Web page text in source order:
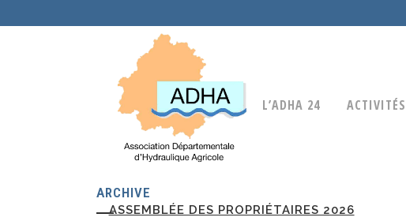
L’ADHA 24 ACTIVITÉS
ARCHIVE
ASSEMBLÉE DES PROPRIÉTAIRES 2026